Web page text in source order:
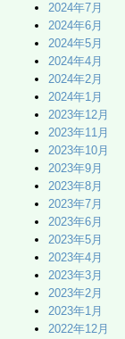
2024年7月
2024年6月
2024年5月
2024年4月
2024年2月
2024年1月
2023年12月
2023年11月
2023年10月
2023年9月
2023年8月
2023年7月
2023年6月
2023年5月
2023年4月
2023年3月
2023年2月
2023年1月
2022年12月